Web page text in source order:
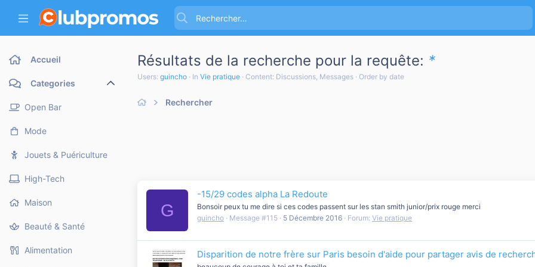
Accueil
Categories
Open Bar
Mode
Jouets & Puériculture
High-Tech
Maison
Beauté & Santé
Alimentation
Résultats de la recherche pour la requête: *
Users: guincho In Vie pratique Content: Discussions, Messages Order by date
Rechercher
G
-15/29 codes alpha La Redoute
Bonsoir peux tu me dire si ces codes passent sur les stan smith junior/prix rouge merci
guincho
Message #115 5 Décembre 2016 Forum: Vie pratique
Disparition de notre frère sur Paris besoin d'aide pour partager avis de